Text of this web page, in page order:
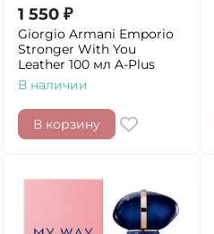
1 550 ₽
Giorgio Armani Emporio
Stronger With You
Leather 100 мл A-Plus
В наличии
В корзину